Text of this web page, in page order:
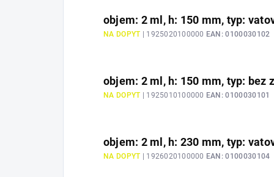
objem: 2 ml, h: 150 mm, typ:
NA DOPYT | 1925020100000 EAN: 0100030102
objem: 2 ml, h: 150 mm, typ: bez
NA DOPYT | 1925010100000 EAN: 0100030101
objem: 2 ml, h: 230 mm, typ:
NA DOPYT | 1926020100000 EAN: 0100030104